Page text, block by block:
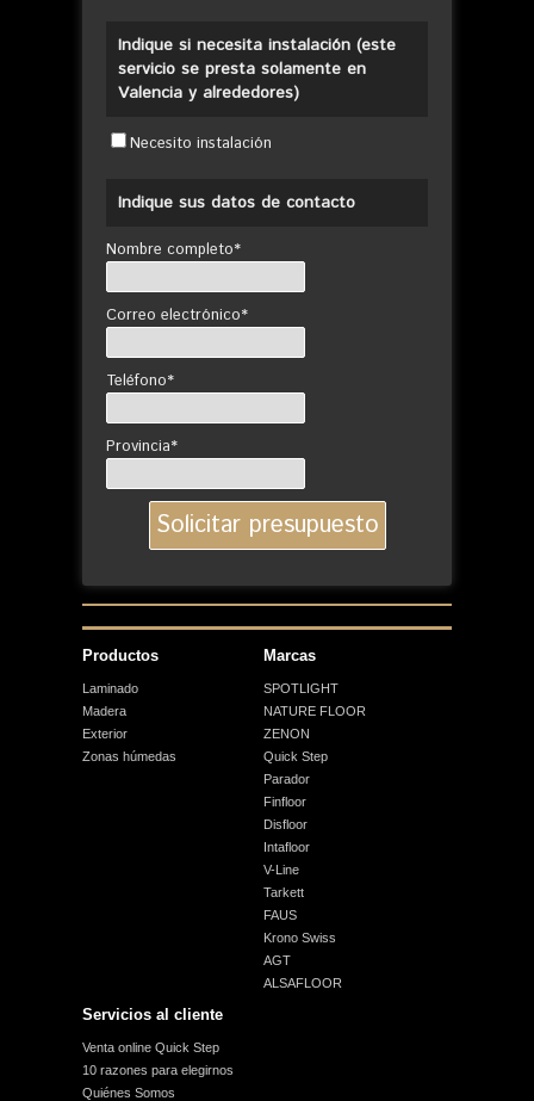
Indique si necesita instalación (este
servicio se presta solamente en
Valencia y alrededores)
Necesito instalación
Indique sus datos de contacto
Nombre completo*
Correo electrónico*
Teléfono*
Provincia*
Productos
Laminado
Madera
Exterior
Zonas húmedas
Marcas
SPOTLIGHT
NATURE FLOOR
ZENON
Quick Step
Parador
Finfloor
Disfloor
Intafloor
V-Line
Tarkett
FAUS
Krono Swiss
AGT
ALSAFLOOR
Servicios al cliente
Venta online Quick Step
10 razones para elegirnos
Quiénes Somos